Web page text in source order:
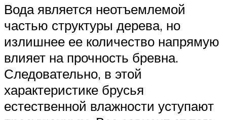
Вода является неотъемлемой
частью структуры дерева, но
излишнее ее количество напрямую
влияет на прочность бревна.
Следовательно, в этой
характеристике брусья
естественной влажности уступают